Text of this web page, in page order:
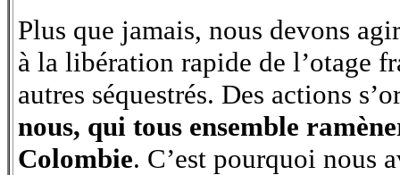
Plus que jamais, nous devons
à la libération rapide de l’otage
autres séquestrés. Des actions
nous, qui tous ensemble
Colombie. C’est pourquoi nous